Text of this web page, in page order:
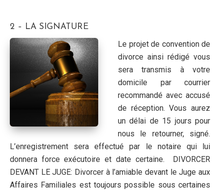
2 – LA SIGNATURE
Le projet de convention de
divorce ainsi rédigé vous
sera transmis à votre
domicile par courrier
recommandé avec accusé
de réception. Vous aurez
un délai de 15 jours pour
nous le retourner, signé.
L’enregistrement sera effectué par le notaire qui lui
donnera force exécutoire et date certaine. DIVORCER
DEVANT LE JUGE: Divorcer à l’amiable devant le Juge aux
Affaires Familiales est toujours possible sous certaines